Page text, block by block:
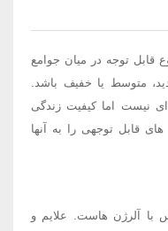
قابل توجه در میان جوامع
متوسط یا خفیف باشد.
نیست اما کیفیت زندگی
های قابل توجهی را به آنها
با آلرژن هاست. علایم و